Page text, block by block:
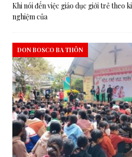
Khi nói đến việc giáo dục giới trẻ theo
nghiệm của
DON BOSCO BA THÔN